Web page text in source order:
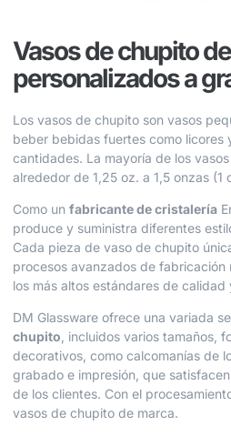
Vasos de chupito
personalizados a
Los vasos de chupito son vasos
beber bebidas fuertes como licores
cantidades. La mayoría de los
alrededor de 1,25 oz. a 1,5 onzas (1
Como un fabricante de cristalería
produce y suministra diferentes
Cada pieza de vaso de chupito
procesos avanzados de
los más altos estándares de calidad
DM Glassware ofrece una variada
chupito, incluidos varios tamaños,
decorativos, como calcomanías de
grabado e impresión, que
de los clientes. Con el
vasos de chupito de marca.